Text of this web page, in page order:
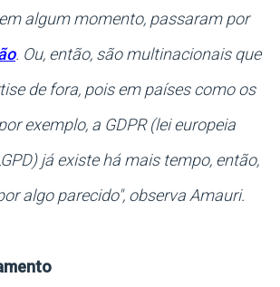
algum momento, passaram por
. Ou, então, são multinacionais que
de fora, pois em países como os
exemplo, a GDPR (lei europeia
já existe há mais tempo, então,
algo parecido", observa Amauri.